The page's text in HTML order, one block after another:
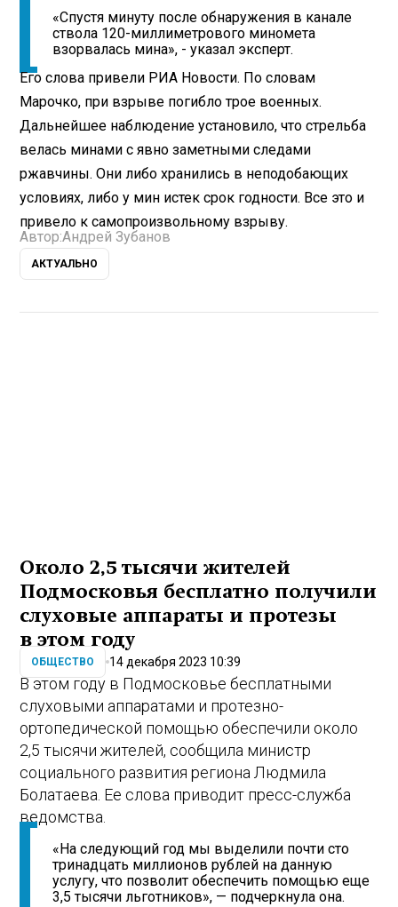
«Спустя минуту после обнаружения в канале
ствола 120-миллиметрового миномета
взорвалась мина», - указал эксперт.
Его слова привели РИА Новости. По словам
Марочко, при взрыве погибло трое военных.
Дальнейшее наблюдение установило, что стрельба
велась минами с явно заметными следами
ржавчины. Они либо хранились в неподобающих
условиях, либо у мин истек срок годности. Все это и
привело к самопроизвольному взрыву.
Автор:Андрей Зубанов
АКТУАЛЬНО
Около 2,5 тысячи жителей
Подмосковья бесплатно получили
слуховые аппараты и протезы
в этом году
ОБЩЕСТВО 14 декабря 2023 10:39
В этом году в Подмосковье бесплатными
слуховыми аппаратами и протезно-
ортопедической помощью обеспечили около
2,5 тысячи жителей, сообщила министр
социального развития региона Людмила
Болатаева. Ее слова приводит пресс-служба
ведомства.
«На следующий год мы выделили почти сто
тринадцать миллионов рублей на данную
услугу, что позволит обеспечить помощью еще
3,5 тысячи льготников», — подчеркнула она.